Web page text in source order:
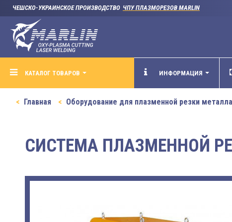
ЧЕШСКО-УКРАИНСКОЕ ПРОИЗВОДСТВО ЧПУ ПЛАЗМОРЕЗОВ MARLIN
КАТАЛОГ ТОВАРОВ ИНФОРМАЦИЯ
Главная Оборудование для плазменной резки металла
СИСТЕМА ПЛАЗМЕННОЙ